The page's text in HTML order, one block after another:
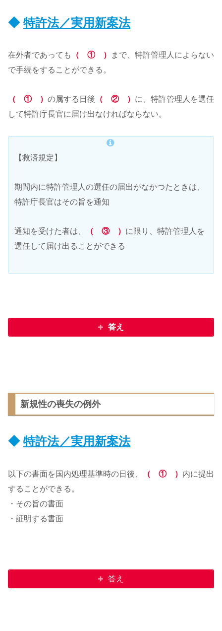
◆ 特許法／実用新案法
在外者であっても （ ① ）
まで、特許管理人によらない
で手続をすることができる。
（ ① ） の属する日後 （ ② ） に、特許管理人を選任
して特許庁長官に届け出なければならない。
【救済規定】
期間内に特許管理人の選任の届出がなかつたときは、
特許庁長官はその旨を通知
通知を受けた者は、 （ ③ ） に限り、特許管理人を
選任して届け出ることができる
答え
新規性の喪失の例外
◆ 特許法／実用新案法
以下の書面を国内処理基準時の日後、 （ ① ） 内に提出
することができる。
・その旨の書面
・証明する書面
答え